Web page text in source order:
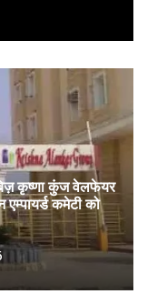
कृष्णा कुंज वेलफेयर
कमेटी को